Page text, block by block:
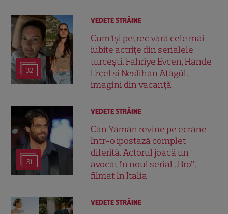
32
VEDETE STRĂINE
Cum își petrec vara cele mai
iubite actrițe din serialele
turcești. Fahriye Evcen, Hande
Erçel și Neslihan Atagül,
imagini din vacanță
31
VEDETE STRĂINE
Can Yaman revine pe ecrane
într-o ipostază complet
diferită. Actorul joacă un
avocat în noul serial „Bro”,
filmat în Italia
VEDETE STRĂINE